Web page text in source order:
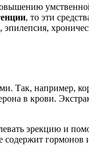
, то эти
Так, например,
в крови.
эрекцию и
гормонов